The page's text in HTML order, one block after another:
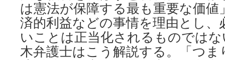
は憲法が保障する最も重要な価
済的利益などの事情を理由とし、
いことは正当化されるものでは
木弁護士はこう解説する。「つ